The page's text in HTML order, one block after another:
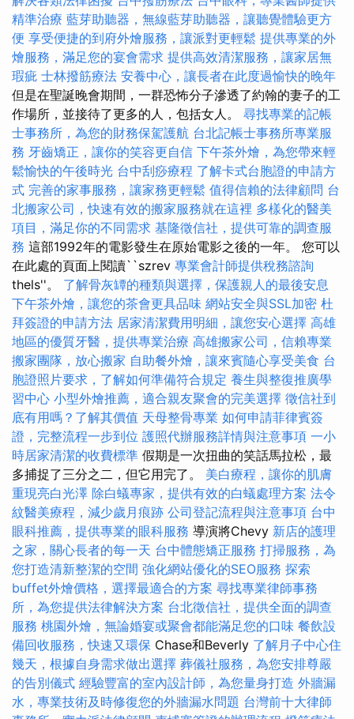
精準治療 藍芽助聽器，無線藍芽助聽器，讓聽覺體驗更方
便 享受便捷的到府外燴服務，讓派對更輕鬆 提供專業的外
燴服務，滿足您的宴會需求 提供高效清潔服務，讓家居無
瑕疵 士林撥筋療法 安養中心，讓長者在此度過愉快的晚年
但是在聖誕晚會期間，一群恐怖分子滲透了約翰的妻子的工
作場所，並接待了更多的人，包括女人。 尋找專業的記帳
士事務所，為您的財務保駕護航 台北記帳士事務所專業服
務 牙齒矯正，讓你的笑容更自信 下午茶外燴，為您帶來輕
鬆愉快的午後時光 台中刮痧療程 了解卡式台胞證的申請方
式 完善的家事服務，讓家務更輕鬆 值得信賴的法律顧問 台
北搬家公司，快速有效的搬家服務就在這裡 多樣化的醫美
項目，滿足你的不同需求 基隆徵信社，提供可靠的調查服
務 這部1992年的電影發生在原始電影之後的一年。 您可以
在此處的頁面上閱讀``szrev 專業會計師提供稅務諮詢
thels''。 了解骨灰罈的種類與選擇，保護親人的最後安息
下午茶外燴，讓您的茶會更具品味 網站安全與SSL加密 杜
拜簽證的申請方法 居家清潔費用明細，讓您安心選擇 高雄
地區的優質牙醫，提供專業治療 高雄搬家公司，信賴專業
搬家團隊，放心搬家 自助餐外燴，讓來賓隨心享受美食 台
胞證照片要求，了解如何準備符合規定 養生與整復推廣學
習中心 小型外燴推薦，適合親友聚會的完美選擇 徵信社到
底有用嗎？了解其價值 天母整骨專業 如何申請菲律賓簽
證，完整流程一步到位 護照代辦服務詳情與注意事項 一小
時居家清潔的收費標準 假期是一次扭曲的笑話馬拉松，最
多捕捉了三分之二，但它用完了。 美白療程，讓你的肌膚
重現亮白光澤 除白蟻專家，提供有效的白蟻處理方案 法令
紋醫美療程，減少歲月痕跡 公司登記流程與注意事項 台中
眼科推薦，提供專業的眼科服務 導演將Chevy 新店的護理
之家，關心長者的每一天 台中體態矯正服務 打掃服務，為
您打造清新整潔的空間 強化網站優化的SEO服務 探索
buffet外燴價格，選擇最適合的方案 尋找專業律師事務
所，為您提供法律解決方案 台北徵信社，提供全面的調查
服務 桃園外燴，無論婚宴或聚會都能滿足您的口味 餐飲設
備回收服務，快速又環保 Chase和Beverly 了解月子中心住
幾天，根據自身需求做出選擇 葬儀社服務，為您安排尊嚴
的告別儀式 經驗豐富的室內設計師，為您量身打造 外牆漏
水，專業技術及時修復您的外牆漏水問題 台灣前十大律師